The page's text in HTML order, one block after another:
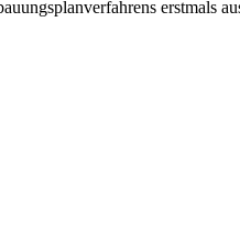
erstmals